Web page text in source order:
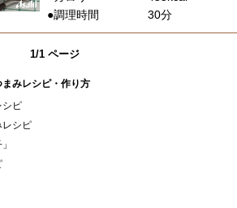
●調理時間
30分
1/1 ページ
みレシピ・作り方
シピ
レシピ